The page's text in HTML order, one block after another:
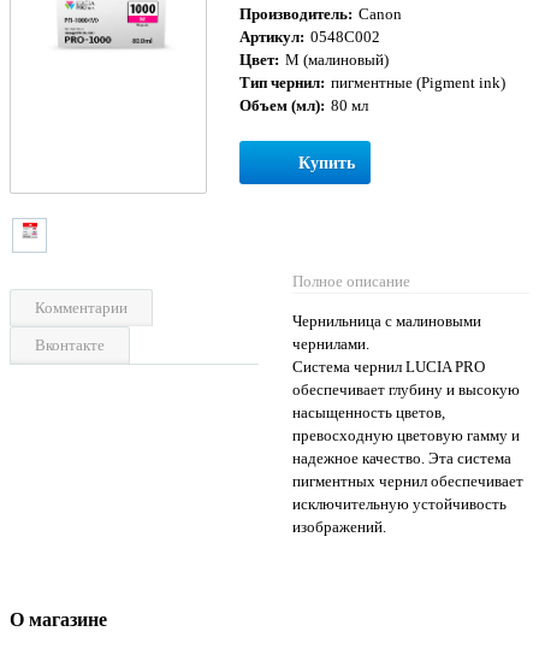
Производитель: Canon
Артикул: 0548C002
Цвет: M (малиновый)
Тип чернил: пигментные (Pigment ink)
Объем (мл): 80 мл
Купить
Полное описание
Чернильница с малиновыми
чернилами.
Система чернил LUCIA PRO
обеспечивает глубину и высокую
насыщенность цветов,
превосходную цветовую гамму и
надежное качество. Эта система
пигментных чернил обеспечивает
исключительную устойчивость
изображений.
Комментарии
Вконтакте
О магазине